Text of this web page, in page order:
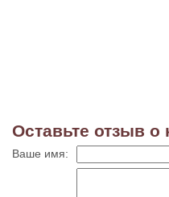
Оставьте отзыв о
Ваше имя: